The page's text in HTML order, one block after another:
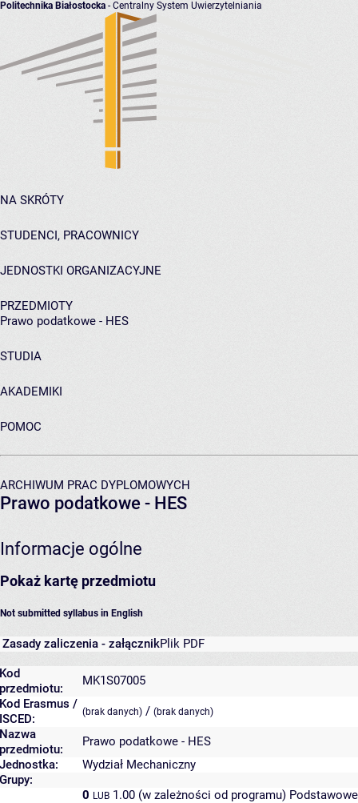
Politechnika Białostocka - Centralny System Uwierzytelniania
NA SKRÓTY
STUDENCI, PRACOWNICY
JEDNOSTKI ORGANIZACYJNE
PRZEDMIOTY
Prawo podatkowe - HES
STUDIA
AKADEMIKI
POMOC
ARCHIWUM PRAC DYPLOMOWYCH
Prawo podatkowe - HES
Informacje ogólne
Pokaż kartę przedmiotu
Not submitted syllabus in English
Zasady zaliczenia - załącznikPlik PDF
Kod
przedmiotu:
MK1S07005
Kod Erasmus /
ISCED:
(brak danych) / (brak danych)
Nazwa
przedmiotu:
Prawo podatkowe - HES
Jednostka:
Wydział Mechaniczny
Grupy:
0 LUB 1.00 (w zależności od programu)